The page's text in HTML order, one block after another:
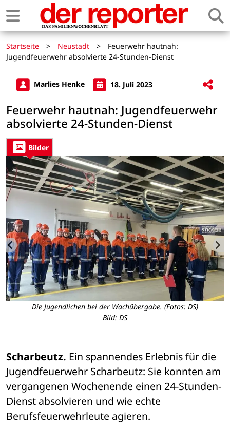
Startseite > Neustadt >
Feuerwehr hautnah:
Jugendfeuerwehr absolvierte 24-Stunden-Dienst
Marlies Henke 18. Juli 2023
Feuerwehr hautnah: Jugendfeuerwehr
absolvierte 24-Stunden-Dienst
Bilder
Die Jugendlichen bei der Wachübergabe. (Fotos: DS)
Bild: DS
Scharbeutz. Ein spannendes Erlebnis für die
Jugendfeuerwehr Scharbeutz: Sie konnten am
vergangenen Wochenende einen 24-Stunden-
Dienst absolvieren und wie echte
Berufsfeuerwehrleute agieren.